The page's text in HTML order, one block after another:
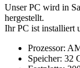
Unser PC wird in
hergestellt.
Ihr PC ist installiert
Prozessor:
Speicher: 32